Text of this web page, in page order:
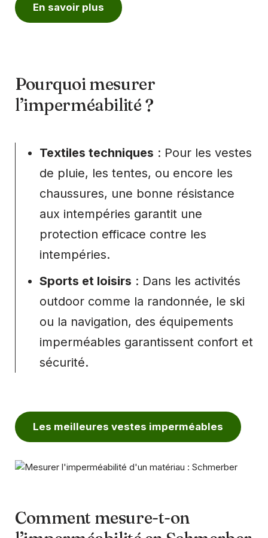
En savoir plus
Pourquoi mesurer
l’imperméabilité ?
Textiles techniques : Pour les vestes
de pluie, les tentes, ou encore les
chaussures, une bonne résistance
aux intempéries garantit une
protection efficace contre les
intempéries.
Sports et loisirs : Dans les activités
outdoor comme la randonnée, le ski
ou la navigation, des équipements
imperméables garantissent confort et
sécurité.
Les meilleures vestes imperméables
Comment mesure-t-on